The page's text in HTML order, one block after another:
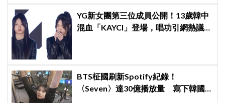
YG新女團第三位成員公開！13歲韓中
混血「KAYCI」登場，唱功引網熱議：
BTS柾國刷新Spotify紀錄！
〈Seven〉達30億播放量 寫下韓國